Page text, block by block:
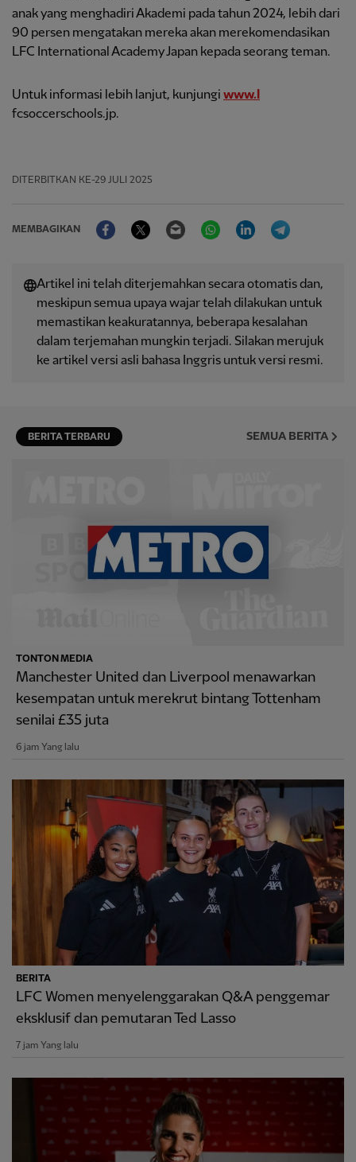
anak yang menghadiri Akademi pada tahun 2024, lebih dari
90 persen mengatakan mereka akan merekomendasikan
LFC International Academy Japan kepada seorang teman.
Untuk informasi lebih lanjut, kunjungi www.l
fcsoccerschools.jp.
DITERBITKAN KE-29 JULI 2025
MEMBAGIKAN
FacebookTwitter Email WhatsAppLinkedIn
Artikel ini telah diterjemahkan secara otomatis dan,
meskipun semua upaya wajar telah dilakukan untuk
memastikan keakuratannya, beberapa kesalahan
dalam terjemahan mungkin terjadi. Silakan merujuk
ke artikel versi asli bahasa Inggris untuk versi resmi.
BERITA TERBARU SEMUA BERITA
TONTON MEDIA
Manchester United dan Liverpool menawarkan
kesempatan untuk merekrut bintang Tottenham
senilai £35 juta
6 jam Yang lalu
BERITA
LFC Women menyelenggarakan Q&A penggemar
eksklusif dan pemutaran Ted Lasso
7 jam Yang lalu